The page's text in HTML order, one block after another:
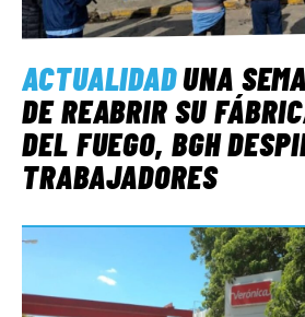
ACTUALIDADUNA
DE REABRIR SU
DEL FUEGO, BGH
TRABAJADORES